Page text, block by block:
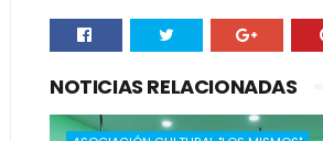
NOTICIAS RELACIONADAS